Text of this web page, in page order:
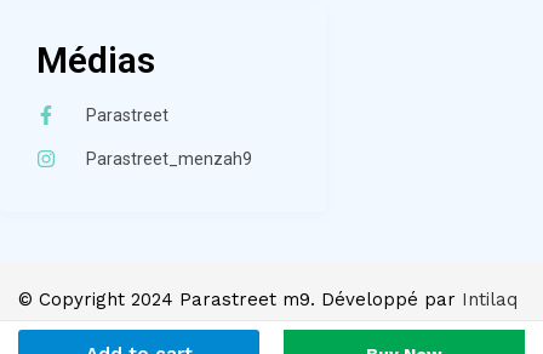
Médias
Parastreet
Parastreet_menzah9
© Copyright 2024 Parastreet m9. Développé par Intilaq
Digital.